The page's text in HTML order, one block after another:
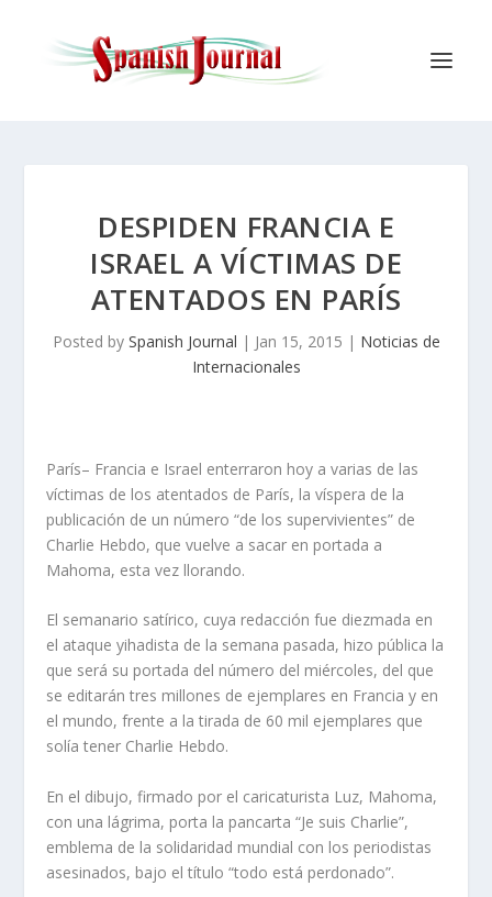
DESPIDEN FRANCIA E
ISRAEL A VÍCTIMAS DE
ATENTADOS EN PARÍS
Posted by Spanish Journal | Jan 15, 2015 | Noticias de
Internacionales
París– Francia e Israel enterraron hoy a varias de las
víctimas de los atentados de París, la víspera de la
publicación de un número “de los supervivientes” de
Charlie Hebdo, que vuelve a sacar en portada a
Mahoma, esta vez llorando.
El semanario satírico, cuya redacción fue diezmada en
el ataque yihadista de la semana pasada, hizo pública la
que será su portada del número del miércoles, del que
se editarán tres millones de ejemplares en Francia y en
el mundo, frente a la tirada de 60 mil ejemplares que
solía tener Charlie Hebdo.
En el dibujo, firmado por el caricaturista Luz, Mahoma,
con una lágrima, porta la pancarta “Je suis Charlie”,
emblema de la solidaridad mundial con los periodistas
asesinados, bajo el título “todo está perdonado”.